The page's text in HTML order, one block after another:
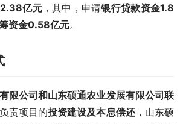
2.38亿元，其中，申请银行贷款资金1.8
资金0.58亿元。
限公司和山东硕通农业发展有限公司联
责项目的投资建设及本息偿还，山东硕